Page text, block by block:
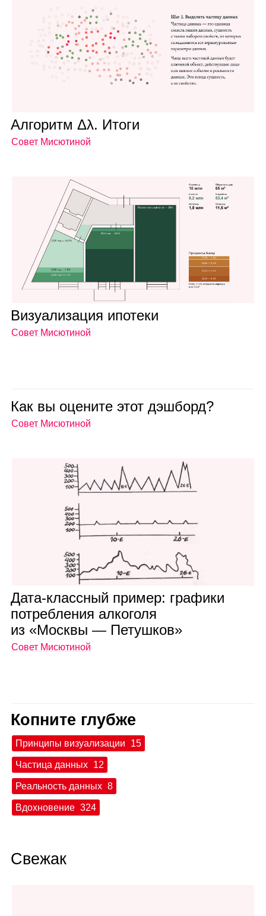
Алго­ритм Δλ. Итоги
Совет Мисютиной
Визу­а­ли­за­ция ипо­теки
Совет Мисютиной
Как вы оце­ните этот дэш­борд?
Совет Мисютиной
Дата‑класс­ный при­мер: гра­фики
потреб­ле­ния алко­голя
из «Москвы — Петуш­ков»
Совет Мисютиной
Копните глубже
Принципы визуализации 15
Частица данных 12
Реальность данных 8
Вдохновение 324
Свежак